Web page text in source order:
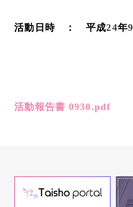
活動日時 ： 平成24年9
活動報告書 0930.pdf